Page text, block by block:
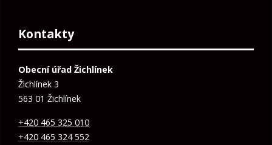
Kontakty
Obecní úřad Žichlínek
Žichlínek 3
563 01 Žichlínek
+420 465 325 010
+420 465 324 552